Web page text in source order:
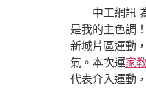
中工網訊
是我的主色調
新城片區運動
氣。本次運家
代表介入運動